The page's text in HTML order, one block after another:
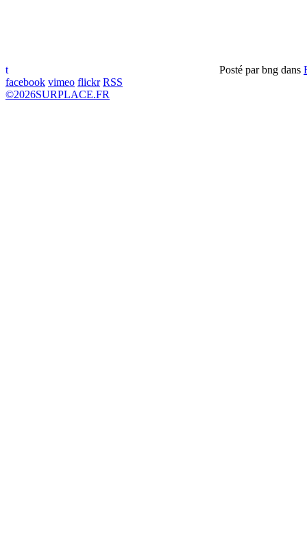
t Posté parbng dans
facebook vimeo flickr RSS
©2026SURPLACE.FR